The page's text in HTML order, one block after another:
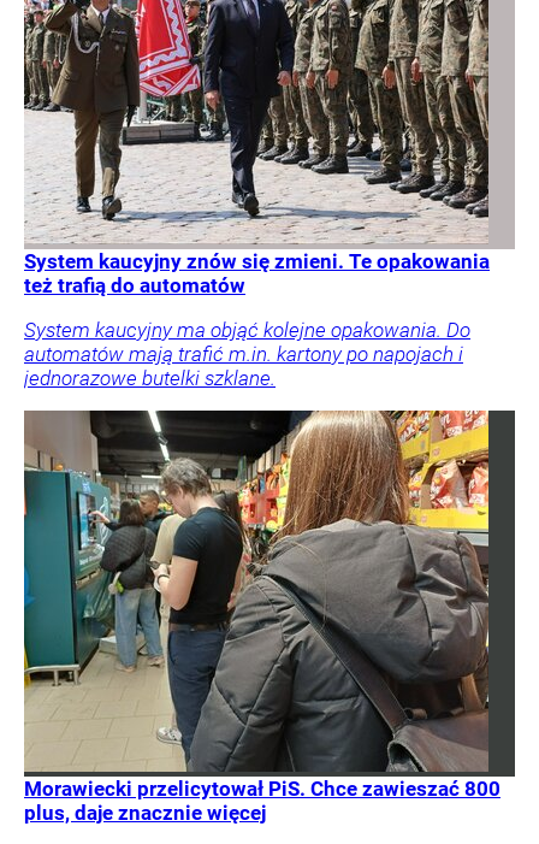
System kaucyjny znów się zmieni. Te opakowania
też trafią do automatów
System kaucyjny ma objąć kolejne opakowania. Do
automatów mają trafić m.in. kartony po napojach i
jednorazowe butelki szklane.
Morawiecki przelicytował PiS. Chce zawieszać 800
plus, daje znacznie więcej